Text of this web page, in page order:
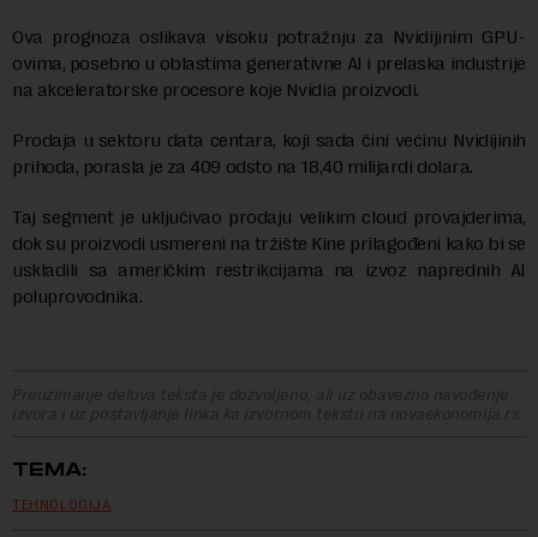
Ova prognoza oslikava visoku potražnju za Nvidijinim GPU-
ovima, posebno u oblastima generativne AI i prelaska industrije
na akceleratorske procesore koje Nvidia proizvodi.
Prodaja u sektoru data centara, koji sada čini većinu Nvidijinih
prihoda, porasla je za 409 odsto na 18,40 milijardi dolara.
Taj segment je uključivao prodaju velikim cloud provajderima,
dok su proizvodi usmereni na tržište Kine prilagođeni kako bi se
uskladili sa američkim restrikcijama na izvoz naprednih AI
poluprovodnika.
Preuzimanje delova teksta je dozvoljeno, ali uz obavezno navođenje
izvora i uz postavljanje linka ka izvornom tekstu na novaekonomija.rs
TEMA:
TEHNOLOGIJA